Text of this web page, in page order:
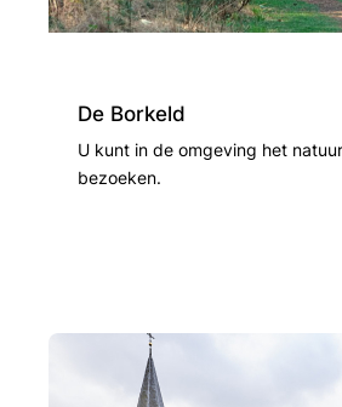
De Borkeld
U kunt in de omgeving het
bezoeken.